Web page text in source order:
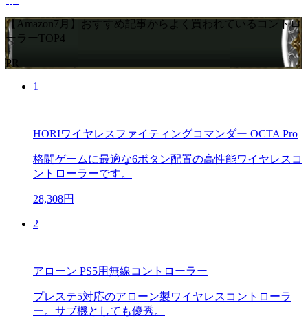
【Amazon7月】おすすめ記事からよく買われているコントロ
ーラーTOP4
PR
1
HORIワイヤレスファイティングコマンダー OCTA Pro
格闘ゲームに最適な6ボタン配置の高性能ワイヤレスコ
ントローラーです。
28,308円
2
アローン PS5用無線コントローラー
プレステ5対応のアローン製ワイヤレスコントローラ
ー。サブ機としても優秀。